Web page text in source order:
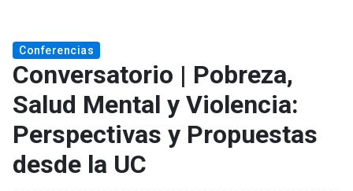
Conferencias
Conversatorio | Pobreza,
Salud Mental y Violencia:
Perspectivas y Propuestas
desde la UC